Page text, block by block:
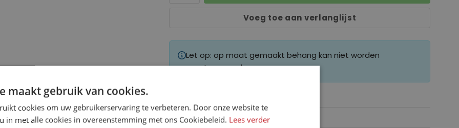
Voeg toe aan verlanglijst
Let op: op maat gemaakt behang kan niet worden
geretourneerd.
maakt gebruik van cookies.
cookies om uw gebruikerservaring te verbeteren. Door onze website te
in met alle cookies in overeenstemming met ons Cookiebeleid. Lees verder